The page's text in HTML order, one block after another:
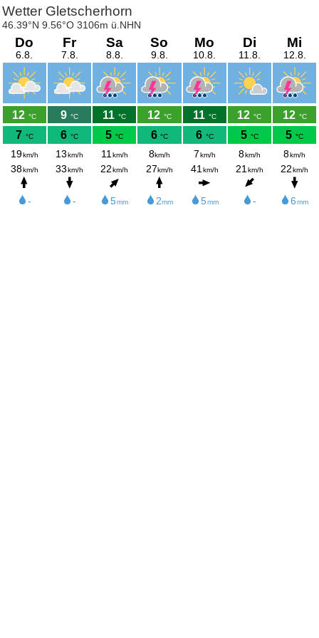
Wetter Gletscherhorn
46.39°N 9.56°O 3106m ü.NHN
Do
6.8.
12 °C
7 °C
19km/h
38km/h
-
Fr
7.8.
9 °C
6 °C
13km/h
33km/h
-
Sa
8.8.
11 °C
5 °C
11 km/h
22 km/h
5mm
So
9.8.
12 °C
6 °C
8km/h
27km/h
2mm
Mo
10.8.
11 °C
6 °C
7km/h
41 km/h
5mm
Di
11.8.
12 °C
5 °C
8km/h
21 km/h
-
Mi
12.8.
12 °C
5 °C
8km/h
22km/h
6mm